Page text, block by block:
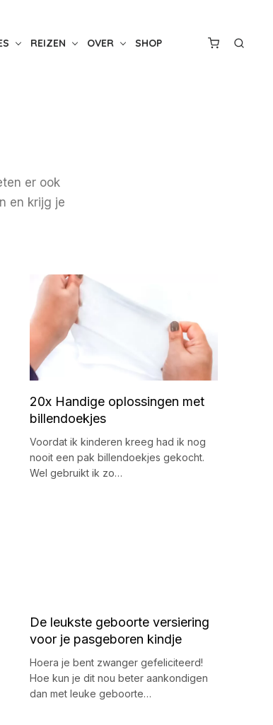
REIZEN OVER SHOP
er ook
en krijg je
20x Handige oplossingen met
billendoekjes
Voordat ik kinderen kreeg had ik nog
nooit een pak billendoekjes gekocht.
Wel gebruikt ik zo…
De leukste geboorte versiering
voor je pasgeboren kindje
Hoera je bent zwanger gefeliciteerd!
Hoe kun je dit nou beter aankondigen
dan met leuke geboorte…